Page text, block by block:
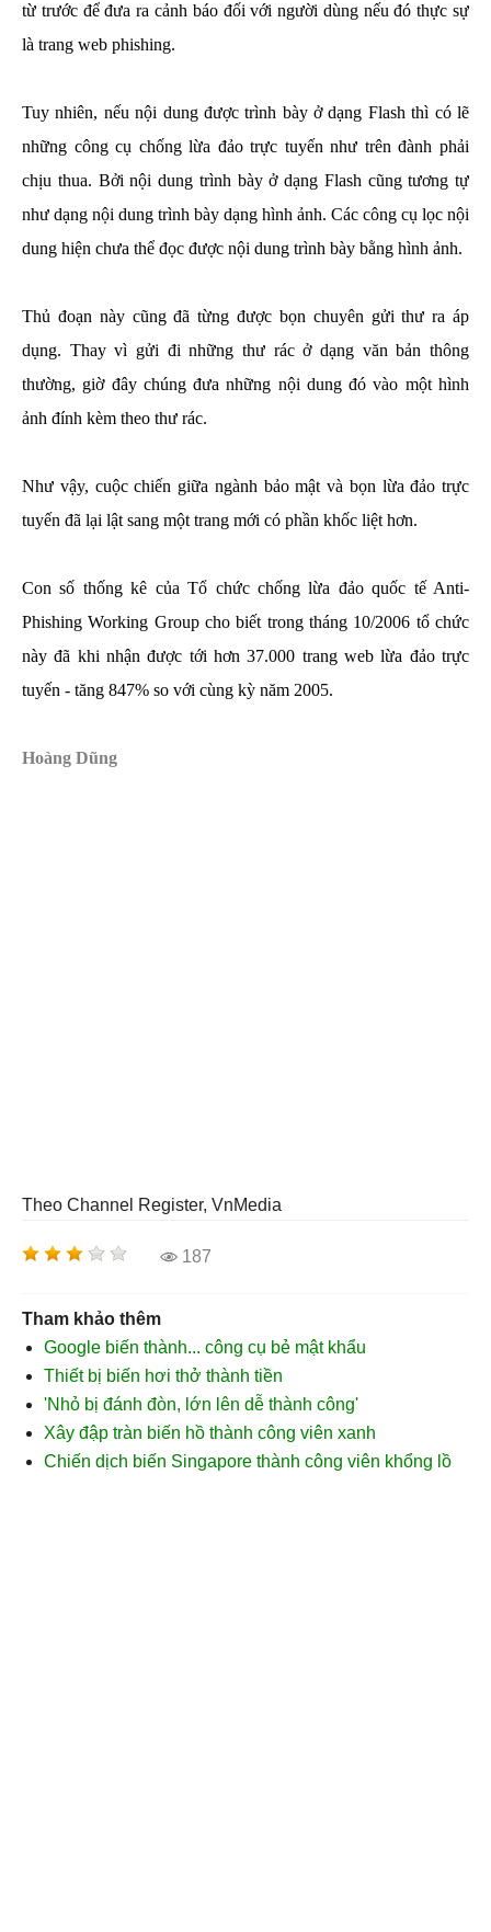
từ trước để đưa ra cảnh báo đối với người dùng nếu đó thực sự
là trang web phishing.
Tuy nhiên, nếu nội dung được trình bày ở dạng Flash thì có lẽ
những công cụ chống lừa đảo trực tuyến như trên đành phải
chịu thua. Bởi nội dung trình bày ở dạng Flash cũng tương tự
như dạng nội dung trình bày dạng hình ảnh. Các công cụ lọc nội
dung hiện chưa thể đọc được nội dung trình bày bằng hình ảnh.
Thủ đoạn này cũng đã từng được bọn chuyên gửi thư ra áp
dụng. Thay vì gửi đi những thư rác ở dạng văn bản thông
thường, giờ đây chúng đưa những nội dung đó vào một hình
ảnh đính kèm theo thư rác.
Như vậy, cuộc chiến giữa ngành bảo mật và bọn lừa đảo trực
tuyến đã lại lật sang một trang mới có phần khốc liệt hơn.
Con số thống kê của Tổ chức chống lừa đảo quốc tế Anti-
Phishing Working Group cho biết trong tháng 10/2006 tổ chức
này đã khi nhận được tới hơn 37.000 trang web lừa đảo trực
tuyến - tăng 847% so với cùng kỳ năm 2005.
Hoàng Dũng
Theo Channel Register, VnMedia
187
Tham khảo thêm
Google biến thành... công cụ bẻ mật khẩu
Thiết bị biến hơi thở thành tiền
'Nhỏ bị đánh đòn, lớn lên dễ thành công'
Xây đập tràn biến hồ thành công viên xanh
Chiến dịch biến Singapore thành công viên khổng lồ